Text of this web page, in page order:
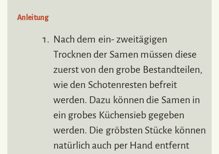
Anleitung
Nach dem ein- zweitägigen
Trocknen der Samen müssen diese
zuerst von den grobe Bestandteilen,
wie den Schotenresten befreit
werden. Dazu können die Samen in
ein grobes Küchensieb gegeben
werden. Die gröbsten Stücke können
natürlich auch per Hand entfernt